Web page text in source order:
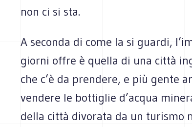
non ci si sta.
A seconda di come la si guardi,
giorni offre è quella di una città
che c’è da prendere, e più gente
vendere le bottiglie d’acqua
della città divorata da un turismo